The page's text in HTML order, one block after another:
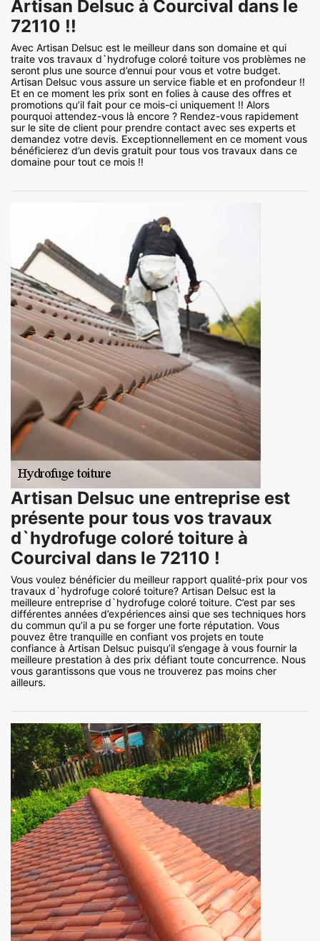
Artisan Delsuc à Courcival dans le
72110 !!
Avec Artisan Delsuc est le meilleur dans son domaine et qui
traite vos travaux d`hydrofuge coloré toiture vos problèmes ne
seront plus une source d’ennui pour vous et votre budget.
Artisan Delsuc vous assure un service fiable et en profondeur !!
Et en ce moment les prix sont en folies à cause des offres et
promotions qu’il fait pour ce mois-ci uniquement !! Alors
pourquoi attendez-vous là encore ? Rendez-vous rapidement
sur le site de client pour prendre contact avec ses experts et
demandez votre devis. Exceptionnellement en ce moment vous
bénéficierez d’un devis gratuit pour tous vos travaux dans ce
domaine pour tout ce mois !!
Artisan Delsuc une entreprise est
présente pour tous vos travaux
d`hydrofuge coloré toiture à
Courcival dans le 72110 !
Vous voulez bénéficier du meilleur rapport qualité-prix pour vos
travaux d`hydrofuge coloré toiture? Artisan Delsuc est la
meilleure entreprise d`hydrofuge coloré toiture. C’est par ses
différentes années d’expériences ainsi que ses techniques hors
du commun qu’il a pu se forger une forte réputation. Vous
pouvez être tranquille en confiant vos projets en toute
confiance à Artisan Delsuc puisqu’il s’engage à vous fournir la
meilleure prestation à des prix défiant toute concurrence. Nous
vous garantissons que vous ne trouverez pas moins cher
ailleurs.